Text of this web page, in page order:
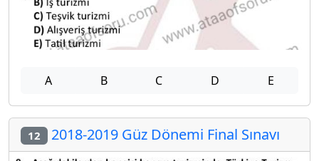
A B C D E
12 2018-2019 Güz Dönemi Final Sınavı